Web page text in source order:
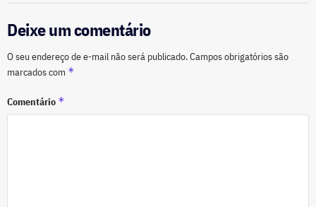
Deixe um comentário
O seu endereço de e-mail não será publicado.Campos obrigatórios são
marcados com *
Comentário *